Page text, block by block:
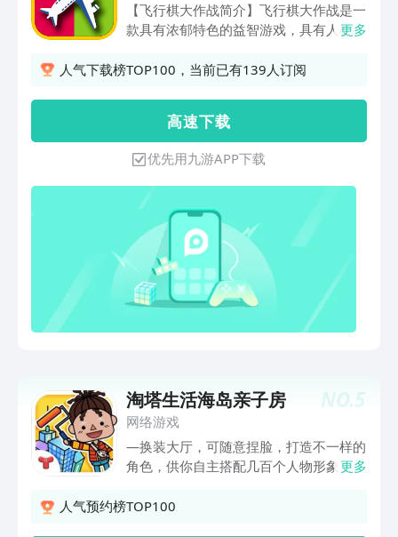
【飞行棋大作战简介】飞行棋大作战是一
款具有浓郁特色的益智游戏，具有人机对
在线，趣味多多，聚会可以约小朋友一起
的，上面画有飞机的图形，最多可以四个
人各拿一种颜色一起玩。飞行棋里有一个
骰子，你只要转动骰子，骰子停下来的时
候正面是几，你就走几步。【飞行棋游戏
规则】1、起飞：将骰子掷出6的点数，
棋子可以由基地起飞2、奖励：在游戏进
行过程中，掷得6点的游戏者可以连续投
掷骰子，直至显示点数不是6点或游戏结
束3、迭机：己方棋子走在同一格，可叠
在一起，称为迭机4、撞机：与敌方棋子
停留在同一格，称为撞机，发生撞机时，
到颜色相同而有虚线连接的一格，可照虚
线箭头指示的路线，通过虚线到前方颜色
相同的的一格7、胜负：所有棋子最先到
达目的地的获胜8、概率：若玩家四个棋
率都一样【产品特点】1.人机对战模式，
更多
人气下载榜TOP100，当前已有139人订阅
高 速 下 载
优先用九游APP下载
NO.5
淘塔生活海岛亲子房
网络游戏
—换装大厅，可随意捏脸，打造不一样的
角色，供你自主搭配几百个人物形象 —
做一场厨艺大比拼，中餐西餐皆可。邀请
更多
人气预约榜TOP100